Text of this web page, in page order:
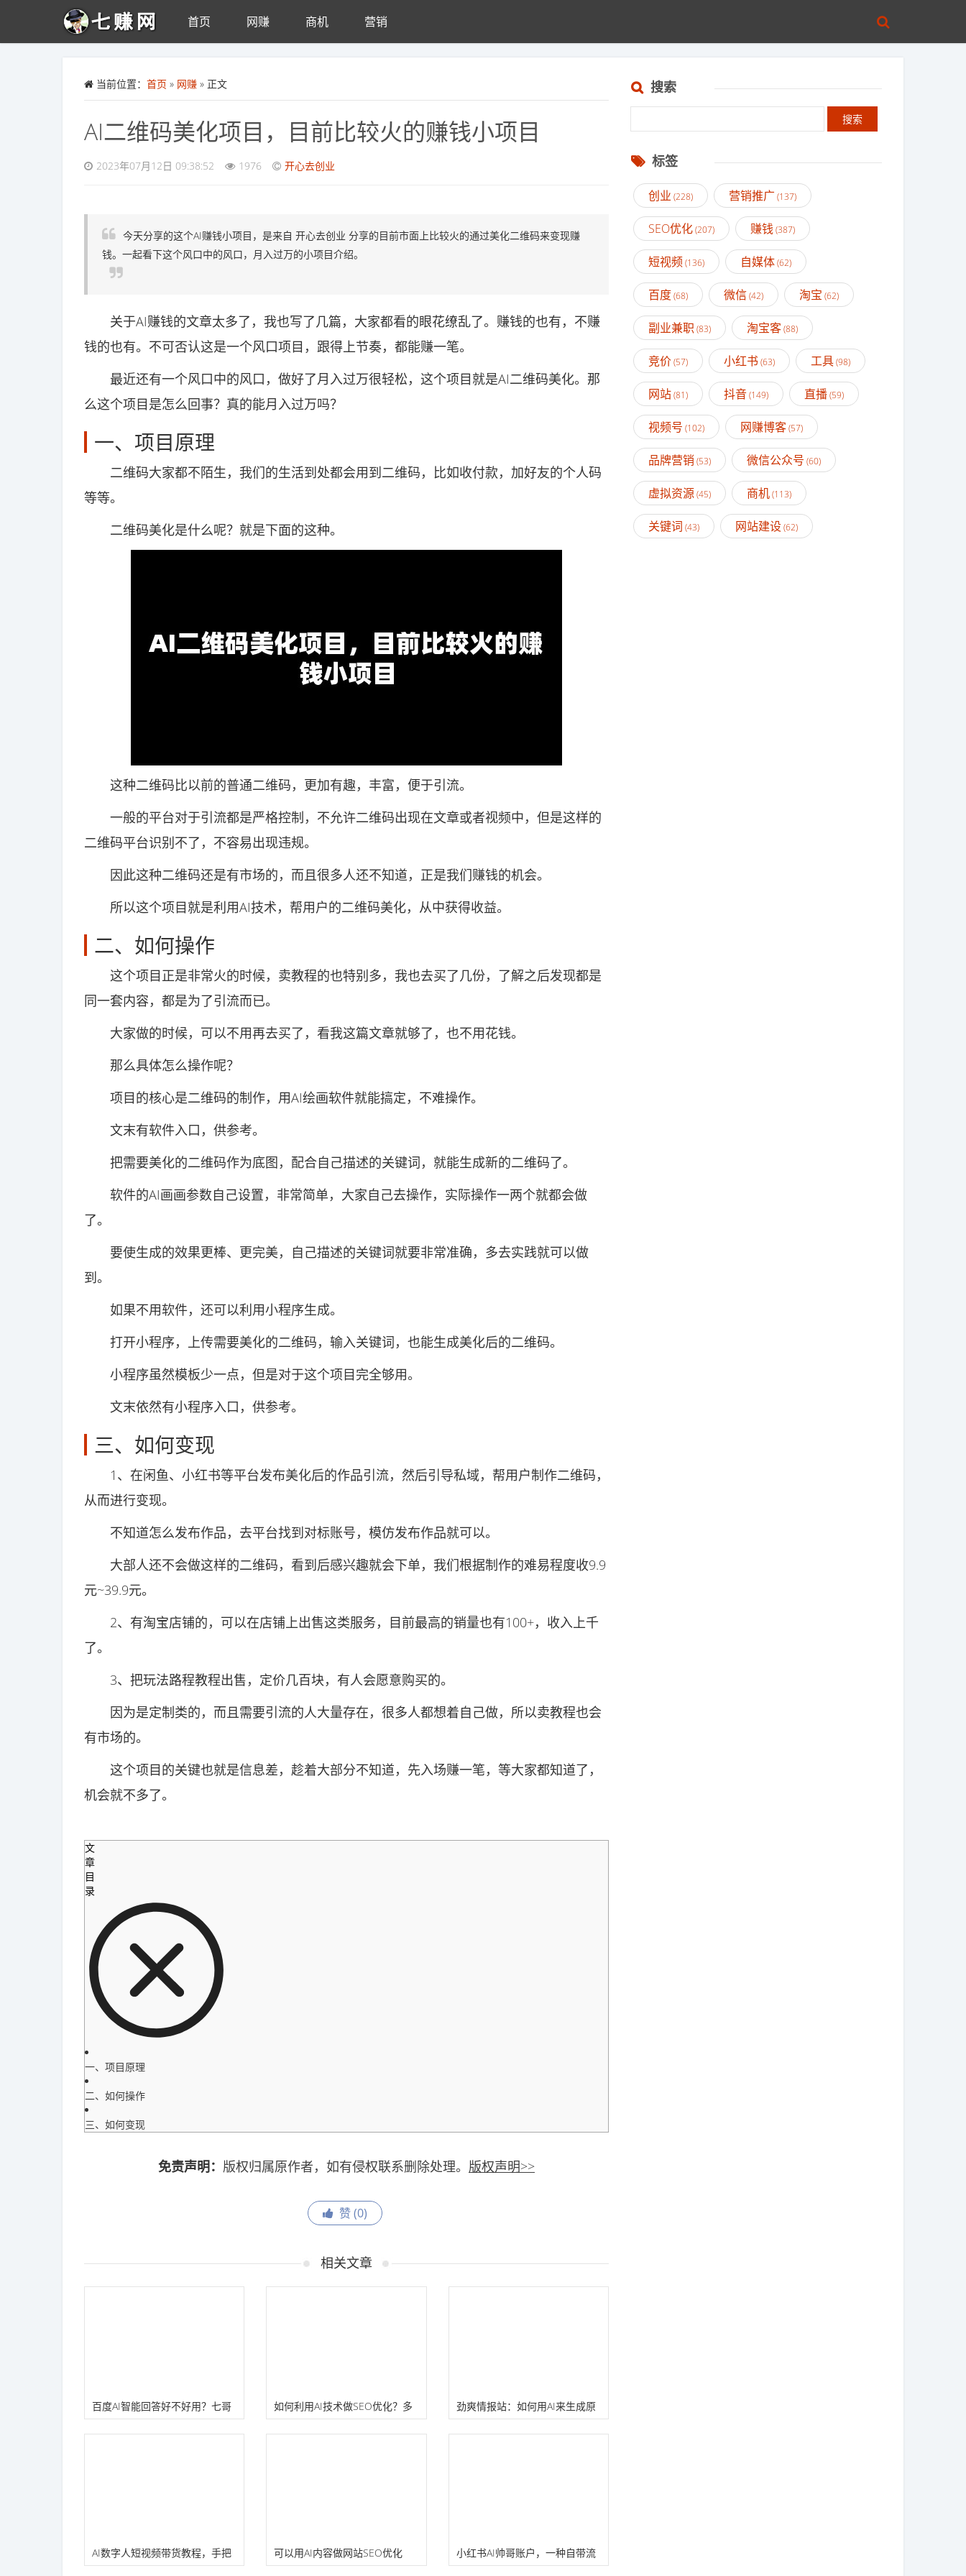
首页 网赚 商机 营销
当前位置： 首页 » 网赚 » 正文
AI二维码美化项目，目前比较火的赚钱小项目
2023年07月12日 09:38:52 1976 开心去创业
今天分享的这个AI赚钱小项目，是来自 开心去创业 分享的目前市面上比较火的通过美化二维码来变现赚
钱。一起看下这个风口中的风口，月入过万的小项目介绍。
关于AI赚钱的文章太多了，我也写了几篇，大家都看的眼花缭乱了。赚钱的也有，不赚
钱的也有。不可否认这是一个风口项目，跟得上节奏，都能赚一笔。
最近还有一个风口中的风口，做好了月入过万很轻松，这个项目就是AI二维码美化。那
么这个项目是怎么回事？真的能月入过万吗？
一、项目原理
二维码大家都不陌生，我们的生活到处都会用到二维码，比如收付款，加好友的个人码
等等。
二维码美化是什么呢？就是下面的这种。
这种二维码比以前的普通二维码，更加有趣，丰富，便于引流。
一般的平台对于引流都是严格控制，不允许二维码出现在文章或者视频中，但是这样的
二维码平台识别不了，不容易出现违规。
因此这种二维码还是有市场的，而且很多人还不知道，正是我们赚钱的机会。
所以这个项目就是利用AI技术，帮用户的二维码美化，从中获得收益。
二、如何操作
这个项目正是非常火的时候，卖教程的也特别多，我也去买了几份，了解之后发现都是
同一套内容，都是为了引流而已。
大家做的时候，可以不用再去买了，看我这篇文章就够了，也不用花钱。
那么具体怎么操作呢？
项目的核心是二维码的制作，用AI绘画软件就能搞定，不难操作。
文末有软件入口，供参考。
把需要美化的二维码作为底图，配合自己描述的关键词，就能生成新的二维码了。
软件的AI画画参数自己设置，非常简单，大家自己去操作，实际操作一两个就都会做
了。
要使生成的效果更棒、更完美，自己描述的关键词就要非常准确，多去实践就可以做
到。
如果不用软件，还可以利用小程序生成。
打开小程序，上传需要美化的二维码，输入关键词，也能生成美化后的二维码。
小程序虽然模板少一点，但是对于这个项目完全够用。
文末依然有小程序入口，供参考。
三、如何变现
1、在闲鱼、小红书等平台发布美化后的作品引流，然后引导私域，帮用户制作二维码，
从而进行变现。
不知道怎么发布作品，去平台找到对标账号，模仿发布作品就可以。
大部人还不会做这样的二维码，看到后感兴趣就会下单，我们根据制作的难易程度收9.9
元~39.9元。
2、有淘宝店铺的，可以在店铺上出售这类服务，目前最高的销量也有100+，收入上千
了。
3、把玩法路程教程出售，定价几百块，有人会愿意购买的。
因为是定制类的，而且需要引流的人大量存在，很多人都想着自己做，所以卖教程也会
有市场的。
这个项目的关键也就是信息差，趁着大部分不知道，先入场赚一笔，等大家都知道了，
机会就不多了。
文
章
目
录
一、项目原理
二、如何操作
三、如何变现
免责声明： 版权归属原作者，如有侵权联系删除处理。 版权声明>>
赞 (0)
相关文章
百度AI智能回答好不好用？七哥
怎么看？
如何利用AI技术做SEO优化？多
进行训练和调整！
劲爽情报站：如何用AI来生成原
创视频
AI数字人短视频带货教程，手把
可以用AI内容做网站SEO优化
小红书AI帅哥账户，一种自带流
搜索
标签
创业 (228) 营销推广 (137)
SEO优化(207) 赚钱(387)
短视频(136) 自媒体(62)
百度(68) 微信(42) 淘宝 (62)
副业兼职 (83) 淘宝客(88)
竞价(57) 小红书 (63) 工具(98)
网站(81) 抖音(149) 直播(59)
视频号 (102) 网赚博客(57)
品牌营销 (53) 微信公众号 (60)
虚拟资源(45) 商机(113)
关键词 (43) 网站建设(62)